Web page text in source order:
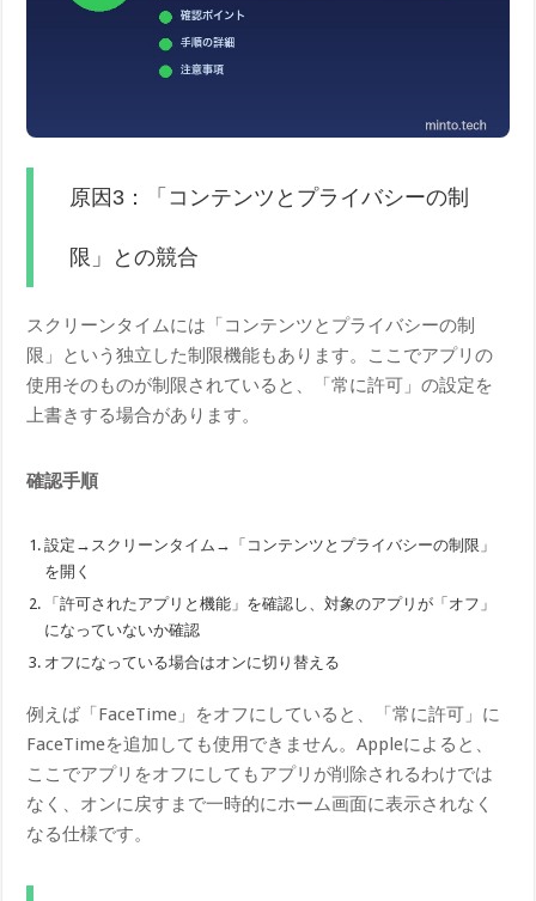
原因3：「コンテンツとプライバシーの制
限」との競合
スクリーンタイムには「コンテンツとプライバシーの制
限」という独立した制限機能もあります。ここでアプリの
使用そのものが制限されていると、「常に許可」の設定を
上書きする場合があります。
確認手順
設定→スクリーンタイム→「コンテンツとプライバシーの制限」
を開く
「許可されたアプリと機能」を確認し、対象のアプリが「オフ」
になっていないか確認
オフになっている場合はオンに切り替える
例えば「FaceTime」をオフにしていると、「常に許可」に
FaceTimeを追加しても使用できません。Appleによると、
ここでアプリをオフにしてもアプリが削除されるわけでは
なく、オンに戻すまで一時的にホーム画面に表示されなく
なる仕様です。